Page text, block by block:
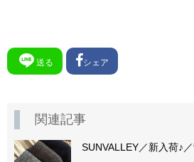
送る シェア
関連記事
SUNVALLEY／新入荷♪